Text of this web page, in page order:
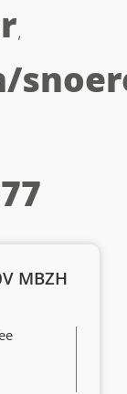
,
MBZH